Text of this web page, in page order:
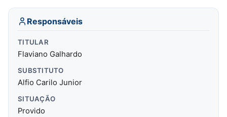
Responsáveis
TITULAR
Flaviano Galhardo
SUBSTITUTO
Alfio Carilo Junior
SITUAÇÃO
Provido